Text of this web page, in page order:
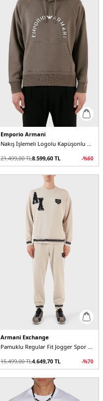
Emporio Armani
Nakış İşlemeli Logolu Kapüşonlu Cepli Regular Fit Pamuklu Erkek Sweat
21.499,00TL8.599,60 TL -%60
Armani Exchange
Pamuklu Regular Fit Jogger Spor Erkek Pantolon
15.499,00TL4.649,70 TL -%70